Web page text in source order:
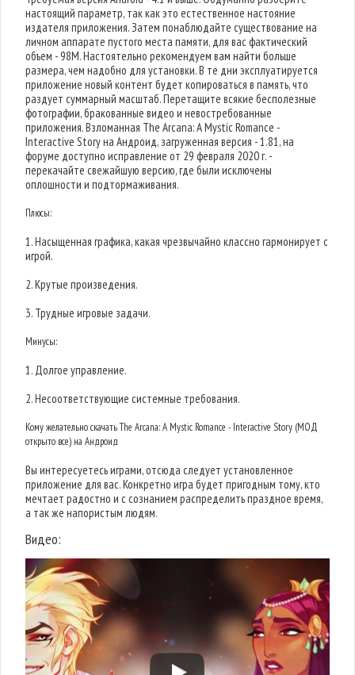
настоящий параметр, так как это естественное настояние
издателя приложения. Затем понаблюдайте существование на
личном аппарате пустого места памяти, для вас фактический
объем - 98M. Настоятельно рекомендуем вам найти больше
размера, чем надобно для установки. В те дни эксплуатируется
приложение новый контент будет копироваться в память, что
раздует суммарный масштаб. Перетащите всякие бесполезные
фотографии, бракованные видео и невостребованные
приложения. Взломанная The Arcana: A Mystic Romance -
Interactive Story на Андроид, загруженная версия - 1.81, на
форуме доступно исправление от 29 февраля 2020 г. -
перекачайте свежайшую версию, где были исключены
оплошности и подтормаживания.
Плюсы:
1. Насыщенная графика, какая чрезвычайно классно гармонирует с
игрой.
2. Крутые произведения.
3. Трудные игровые задачи.
Минусы:
1. Долгое управление.
2. Несоответствующие системные требования.
Кому желательно скачать The Arcana: A Mystic Romance - Interactive Story (МОД
открыто все) на Андроид
Вы интересуетесь играми, отсюда следует установленное
приложение для вас. Конкретно игра будет пригодным тому, кто
мечтает радостно и с сознанием распределить праздное время,
а так же напористым людям.
Видео: